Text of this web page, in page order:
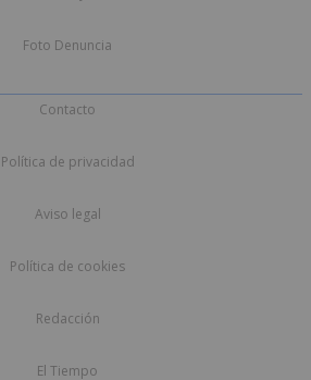
Foto Denuncia
Contacto
Política de privacidad
Aviso legal
Política de cookies
Redacción
El Tiempo